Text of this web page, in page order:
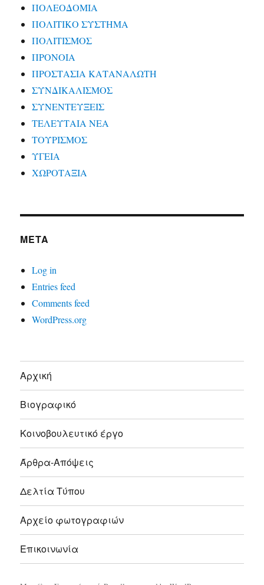
ΠΟΛΕΟΔΟΜΙΑ
ΠΟΛΙΤΙΚΟ ΣΥΣΤΗΜΑ
ΠΟΛΙΤΙΣΜΟΣ
ΠΡΟΝΟΙΑ
ΠΡΟΣΤΑΣΙΑ ΚΑΤΑΝΑΛΩΤΗ
ΣΥΝΔΙΚΑΛΙΣΜΟΣ
ΣΥΝΕΝΤΕΥΞΕΙΣ
ΤΕΛΕΥΤΑΙΑ ΝΕΑ
ΤΟΥΡΙΣΜΟΣ
ΥΓΕΙΑ
ΧΩΡΟΤΑΞΙΑ
META
Log in
Entries feed
Comments feed
WordPress.org
Αρχική
Βιογραφικό
Κοινοβουλευτικό έργο
Άρθρα-Απόψεις
Δελτία Τύπου
Αρχείο φωτογραφιών
Επικοινωνία